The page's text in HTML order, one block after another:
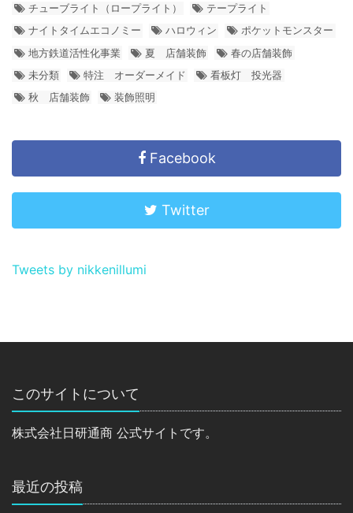
チューブライト（ロープライト）
テープライト
ナイトタイムエコノミー
ハロウィン
ポケットモンスター
地方鉄道活性化事業
夏 店舗装飾
春の店舗装飾
未分類
特注 オーダーメイド
看板灯 投光器
秋 店舗装飾
装飾照明
Facebook
Twitter
Tweets by nikkenillumi
このサイトについて
株式会社日研通商 公式サイトです。
最近の投稿